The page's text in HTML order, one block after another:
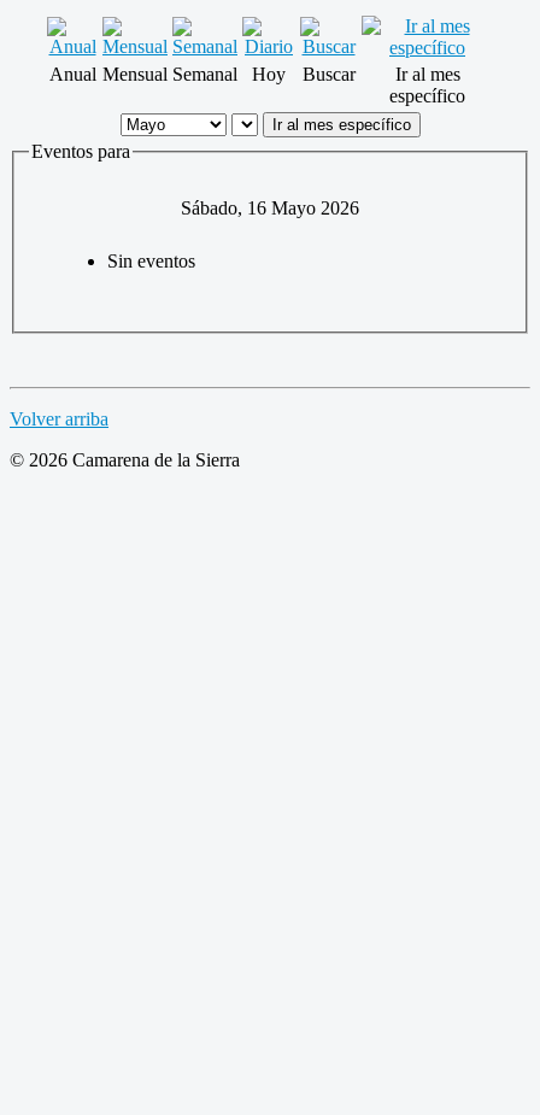
Anual Mensual Semanal Hoy Buscar
Ir al mes
específico
Ir al mes específico
Eventos para
Sábado, 16 Mayo 2026
Sin eventos
Volver arriba
© 2026 Camarena de la Sierra